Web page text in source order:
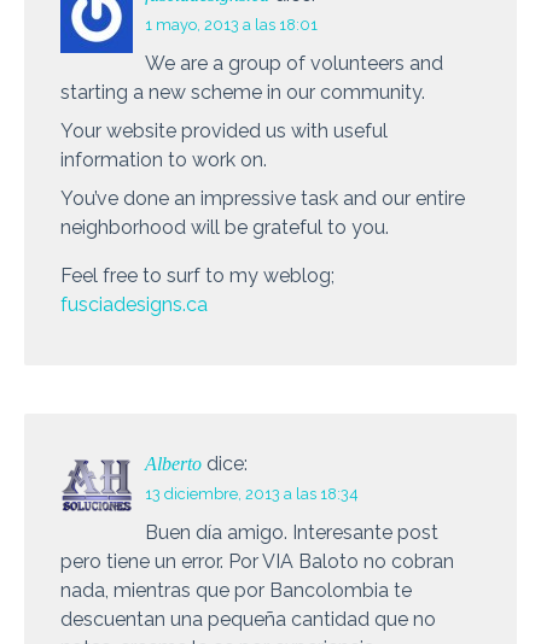
1 mayo, 2013 a las 18:01
We are a group of volunteers and
starting a new scheme in our community.
Your website provided us with useful
information to work on.
You’ve done an impressive task and our entire
neighborhood will be grateful to you.
Feel free to surf to my weblog;
fusciadesigns.ca
Alberto dice:
13 diciembre, 2013 a las 18:34
Buen día amigo. Interesante post
pero tiene un error. Por VIA Baloto no cobran
nada, mientras que por Bancolombia te
descuentan una pequeña cantidad que no